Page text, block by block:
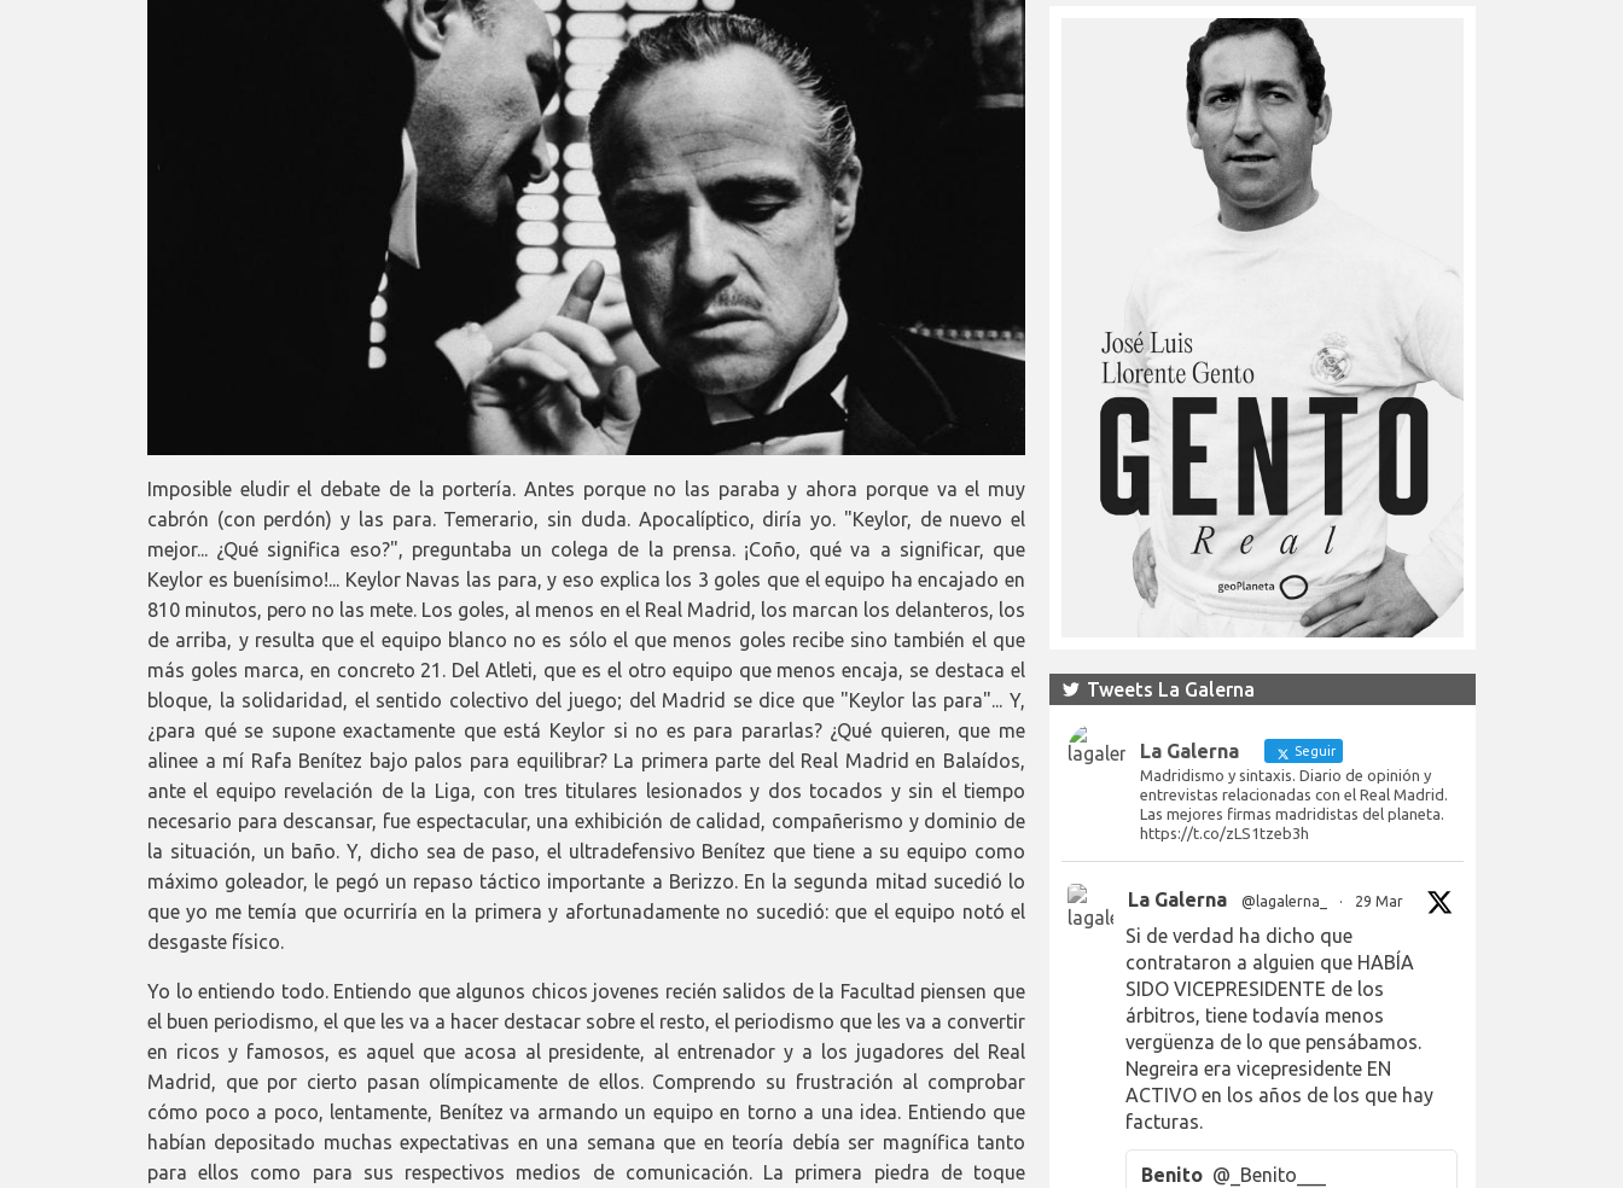
Imposible eludir el debate de la portería. Antes porque no las paraba y ahora porque va el muy
cabrón (con perdón) y las para. Temerario, sin duda. Apocalíptico, diría yo. "Keylor, de nuevo el
mejor... ¿Qué significa eso?", preguntaba un colega de la prensa. ¡Coño, qué va a significar, que
Keylor es buenísimo!... Keylor Navas las para, y eso explica los 3 goles que el equipo ha encajado en
810 minutos, pero no las mete. Los goles, al menos en el Real Madrid, los marcan los delanteros, los
de arriba, y resulta que el equipo blanco no es sólo el que menos goles recibe sino también el que
más goles marca, en concreto 21. Del Atleti, que es el otro equipo que menos encaja, se destaca el
bloque, la solidaridad, el sentido colectivo del juego; del Madrid se dice que "Keylor las para"... Y,
¿para qué se supone exactamente que está Keylor si no es para pararlas? ¿Qué quieren, que me
alinee a mí Rafa Benítez bajo palos para equilibrar? La primera parte del Real Madrid en Balaídos,
ante el equipo revelación de la Liga, con tres titulares lesionados y dos tocados y sin el tiempo
necesario para descansar, fue espectacular, una exhibición de calidad, compañerismo y dominio de
la situación, un baño. Y, dicho sea de paso, el ultradefensivo Benítez que tiene a su equipo como
máximo goleador, le pegó un repaso táctico importante a Berizzo. En la segunda mitad sucedió lo
que yo me temía que ocurriría en la primera y afortunadamente no sucedió: que el equipo notó el
desgaste físico.
Yo lo entiendo todo. Entiendo que algunos chicos jovenes recién salidos de la Facultad piensen que
el buen periodismo, el que les va a hacer destacar sobre el resto, el periodismo que les va a convertir
en ricos y famosos, es aquel que acosa al presidente, al entrenador y a los jugadores del Real
Madrid, que por cierto pasan olímpicamente de ellos. Comprendo su frustración al comprobar
cómo poco a poco, lentamente, Benítez va armando un equipo en torno a una idea. Entiendo que
habían depositado muchas expectativas en una semana que en teoría debía ser magnífica tanto
para ellos como para sus respectivos medios de comunicación. La primera piedra de toque
Tweets La Galerna
La Galerna Seguir
Madridismo y sintaxis. Diario de opinión y
entrevistas relacionadas con el Real Madrid.
Las mejores firmas madridistas del planeta.
https://t.co/zLS1tzeb3h
La Galerna @lagalerna_ · 29 Mar
Si de verdad ha dicho que
contrataron a alguien que HABÍA
SIDO VICEPRESIDENTE de los
árbitros, tiene todavía menos
vergüenza de lo que pensábamos.
Negreira era vicepresidente EN
ACTIVO en los años de los que hay
facturas.
Benito @_Benito___